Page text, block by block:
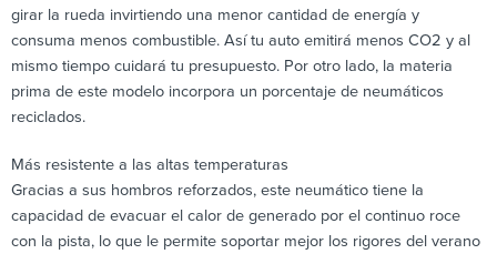
girar la rueda invirtiendo una menor cantidad de energía y
consuma menos combustible. Así tu auto emitirá menos CO2 y al
mismo tiempo cuidará tu presupuesto. Por otro lado, la materia
prima de este modelo incorpora un porcentaje de neumáticos
reciclados.
Más resistente a las altas temperaturas
Gracias a sus hombros reforzados, este neumático tiene la
capacidad de evacuar el calor de generado por el continuo roce
con la pista, lo que le permite soportar mejor los rigores del verano